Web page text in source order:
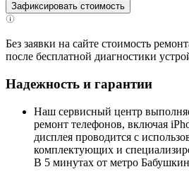
Зафиксировать стоимость
Без заявки на сайте стоимость
после бесплатной диагностики
Надежность и гарантии
Наш сервисный центр
ремонт телефонов, включая
дисплея проводится с
комплектующих и
В 5 минутах от метро